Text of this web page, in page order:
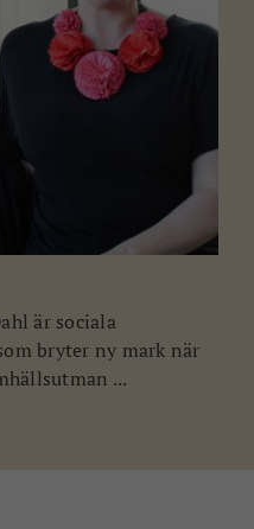
är sociala
bryter ny mark när
...